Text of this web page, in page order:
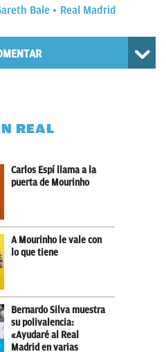
Bale Real Madrid
REAL
Carlos Espí llama a la
puerta de Mourinho
A Mourinho le vale con
lo que tiene
Bernardo Silva muestra
su polivalencia:
«Ayudaré al Real
Madrid en varias